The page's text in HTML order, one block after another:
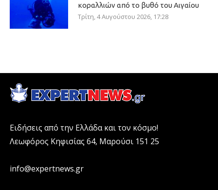
κοραλλιών από το βυθό του Αιγαίου
Τρίτη, 4 Αυγούστου 2026, 17:28
Ειδήσεις από την Ελλάδα και τον κόσμο!
Λεωφόρος Κηφισίας 64, Μαρούσι 151 25
info@expertnews.gr